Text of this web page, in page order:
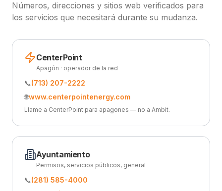
Números, direcciones y sitios web verificados para
los servicios que necesitará durante su mudanza.
CenterPoint
Apagón · operador de la red
📞(713) 207-2222
🌐www.centerpointenergy.com
Llame a CenterPoint para apagones — no a Ambit.
Ayuntamiento
Permisos, servicios públicos, general
📞(281) 585-4000